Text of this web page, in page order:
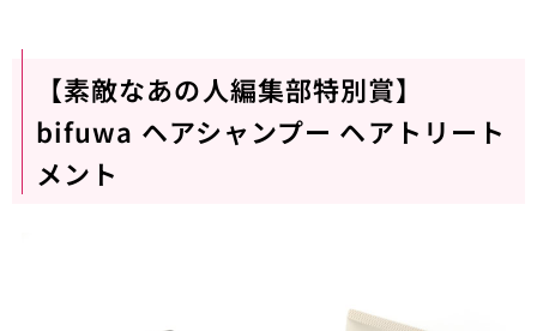
【素敵なあの人編集部特別賞】
bifuwa ヘアシャンプー ヘアトリート
メント